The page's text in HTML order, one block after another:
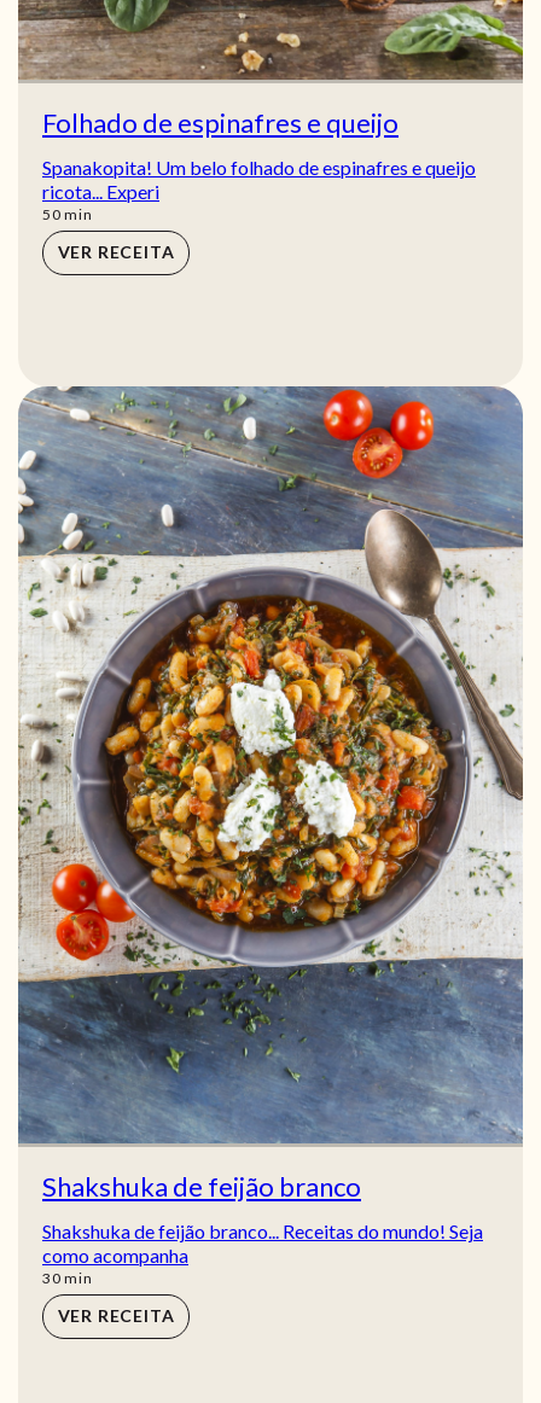
Folhado de espinafres e queijo
Spanakopita! Um belo folhado de espinafres e queijo
ricota... Experi
50min
min
VER RECEITA
Shakshuka de feijão branco
Shakshuka de feijão branco... Receitas do mundo! Seja
como acompanha
30min
min
VER RECEITA